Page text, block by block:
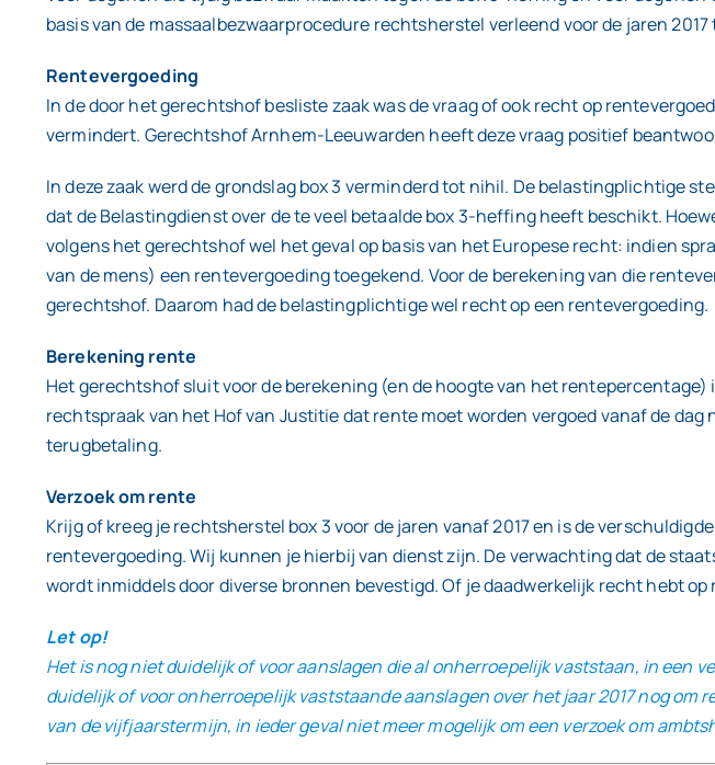
basis van de massaalbezwaarprocedure rechtsherstel verleend voor de jaren
Rentevergoeding
In de door het gerechtshof besliste zaak was de vraag of ook recht op
vermindert. Gerechtshof Arnhem-Leeuwarden heeft deze vraag positief
In deze zaak werd de grondslag box 3 verminderd tot nihil. De belastingplichtige
dat de Belastingdienst over de te veel betaalde box 3-heffing heeft beschikt.
volgens het gerechtshof wel het geval op basis van het Europese recht: indien
van de mens) een rentevergoeding toegekend. Voor de berekening van die
gerechtshof. Daarom had de belastingplichtige wel recht op een rentevergoeding.
Berekening rente
Het gerechtshof sluit voor de berekening (en de hoogte van het
rechtspraak van het Hof van Justitie dat rente moet worden vergoed vanaf de
terugbetaling.
Verzoek om rente
Krijg of kreeg je rechtsherstel box 3 voor de jaren vanaf 2017 en is de
rentevergoeding. Wij kunnen je hierbij van dienst zijn. De verwachting dat de
wordt inmiddels door diverse bronnen bevestigd. Of je daadwerkelijk recht hebt
Let op!
Het is nog niet duidelijk of voor aanslagen die al onherroepelijk vaststaan, in een
duidelijk of voor onherroepelijk vaststaande aanslagen over het jaar 2017 nog
van de vijfjaarstermijn, in ieder geval niet meer mogelijk om een verzoek om